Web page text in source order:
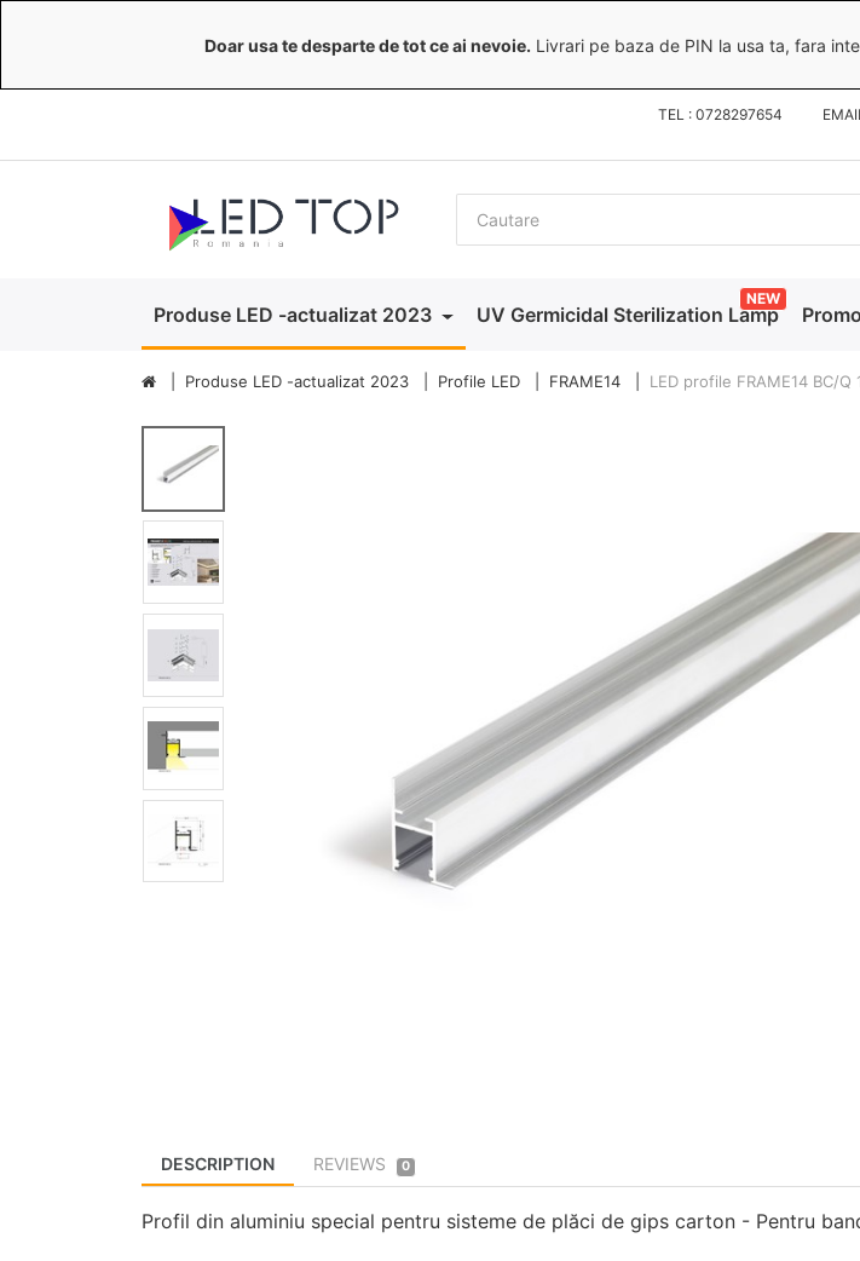
Doar usa te desparte de tot ce ai nevoie. Livrari pe baza de PIN la usa ta, fara
TEL : 0728297654 EMAIL:
Produse LED -actualizat 2023 UV Germicidal Sterilization Lamp
NEW
Produse LED -actualizat 2023 Profile LED FRAME14 LED profile FRAME14 BC/
DESCRIPTION REVIEWS 0
Profil din aluminiu special pentru sisteme de plăci de gips carton - Pentru